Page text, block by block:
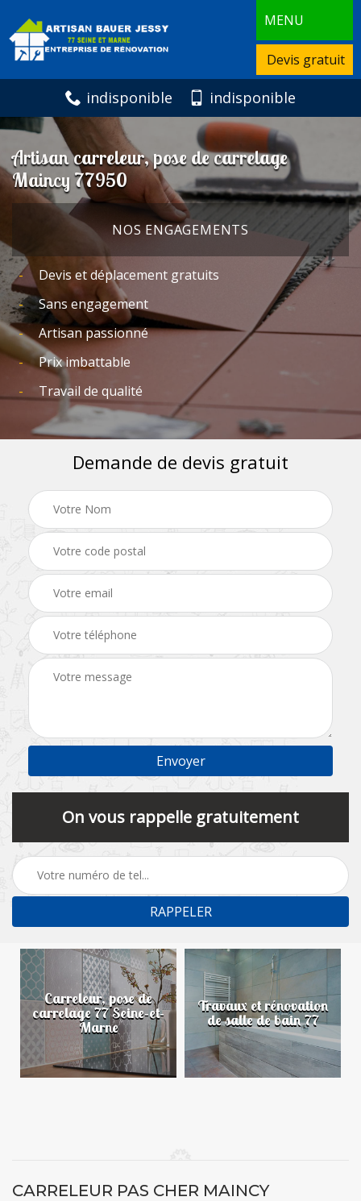
MENU
Devis gratuit
indisponible indisponible
Artisan carreleur, pose de carrelage
Maincy 77950
NOS ENGAGEMENTS
Devis et déplacement gratuits
Sans engagement
Artisan passionné
Prix imbattable
Travail de qualité
Demande de devis gratuit
On vous rappelle gratuitement
Carreleur, pose de
carrelage 77 Seine-et-
Marne
Travaux et rénovation
de salle de bain 77
CARRELEUR PAS CHER MAINCY